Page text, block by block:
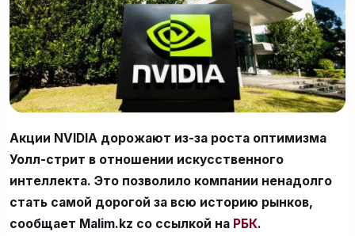
Акции NVIDIA дорожают из-за роста оптимизма
Уолл-стрит в отношении искусственного
интеллекта. Это позволило компании ненадолго
стать самой дорогой за всю историю рынков,
сообщает Malim.kz со ссылкой на РБК.